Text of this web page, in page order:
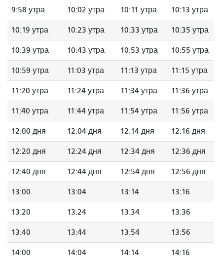
9:58 утра 10:02 утра 10:11 утра 10:13 утра
10:19 утра 10:23 утра 10:33 утра 10:35 утра
10:39 утра 10:43 утра 10:53 утра 10:55 утра
10:59 утра 11:03 утра 11:13 утра 11:15 утра
11:20 утра 11:24 утра 11:34 утра 11:36 утра
11:40 утра 11:44 утра 11:54 утра 11:56 утра
12:00 дня 12:04 дня 12:14 дня 12:16 дня
12:20 дня 12:24 дня 12:34 дня 12:36 дня
12:40 дня 12:44 дня 12:54 дня 12:56 дня
13:00 13:04 13:14 13:16
13:20 13:24 13:34 13:36
13:40 13:44 13:54 13:56
14:00 14:04 14:14 14:16